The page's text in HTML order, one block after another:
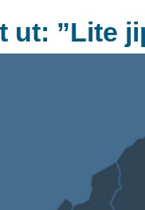
ut: ”Lite